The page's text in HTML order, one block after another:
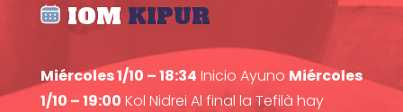
IOM KIPUR
Miércoles 1/10 – 18:34 Inicio Ayuno Miércoles
1/10 – 19:00 Kol Nidrei Al final la Tefilà hay